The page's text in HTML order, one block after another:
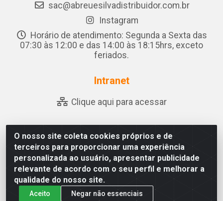
O nosso site coleta cookies próprios e de
terceiros para proporcionar uma experiência
personalizada ao usuário, apresentar publicidade
relevante de acordo com o seu perfil e melhorar a
qualidade do nosso site.
Aceito Negar não essenciais
sac@abreuesilvadistribuidor.com.br
Instagram
Horário de atendimento: Segunda a Sexta das
07:30 às 12:00 e das 14:00 às 18:15hrs, exceto
feriados.
Intranet
Clique aqui para acessar
Abreu & Silva - Rua Padre Jose de Souza Leite, 265 - Ariado,
Olho D'Água das Flores/AL - CEP 57.442-000 - CNPJ
04.790.656/0001-06